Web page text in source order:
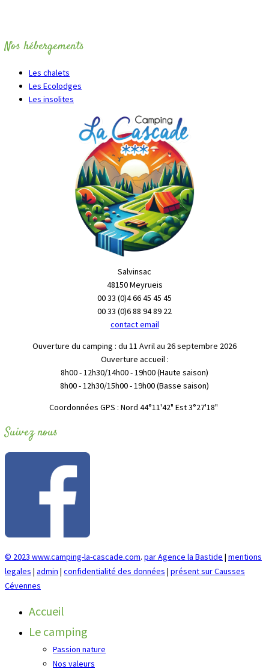
Nos hébergements
Les chalets
Les Ecolodges
Les insolites
Salvinsac
48150 Meyrueis
00 33 (0)4 66 45 45 45
00 33 (0)6 88 94 89 22
contact email
Ouverture du camping : du 11 Avril au 26 septembre 2026
Ouverture accueil :
8h00 - 12h30/14h00 - 19h00 (Haute saison)
8h00 - 12h30/15h00 - 19h00 (Basse saison)
"Coordonnées GPS : Nord 44°11'42" Est 3°27'18
Suivez nous
© 2023 www.camping-la-cascade.com. par Agence la Bastide | mentions
legales | admin | confidentialité des données | présent sur Causses
Cévennes
Accueil
Le camping
Passion nature
Nos valeurs